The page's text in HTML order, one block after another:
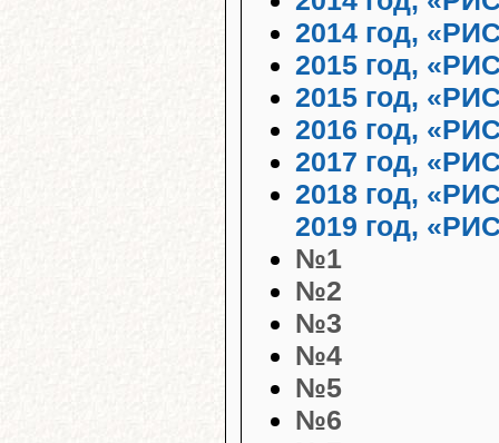
2014 год,
2015 год,
2015 год,
2016 год,
2017 год,
2018 год,
2019 год,
№1
№2
№3
№4
№5
№6